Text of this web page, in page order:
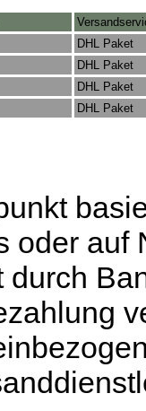
DHL Paket
DHL Paket
DHL Paket
DHL Paket
oder